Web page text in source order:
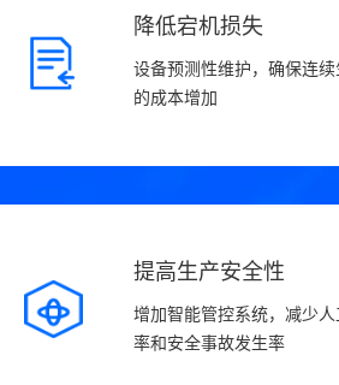
降低宕机损失
设备预测性维护，确保连
的成本增加
提高生产安全性
增加智能管控系统，减少
率和安全事故发生率